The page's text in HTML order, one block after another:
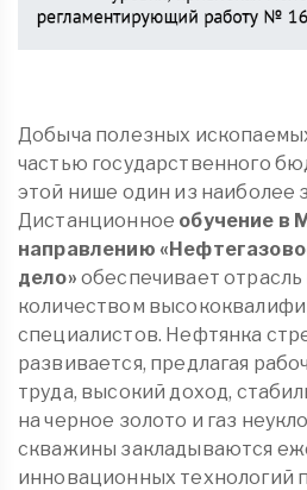
Добыча полезных
частью государственного
этой нише один из наиболее
Дистанционное обучение в
направлению
дело» обеспечивает
количеством
специалистов. Нефтянка
развивается, предлагая
труда, высокий доход,
на черное золото и газ
скважины закладываются
инновационных технологий